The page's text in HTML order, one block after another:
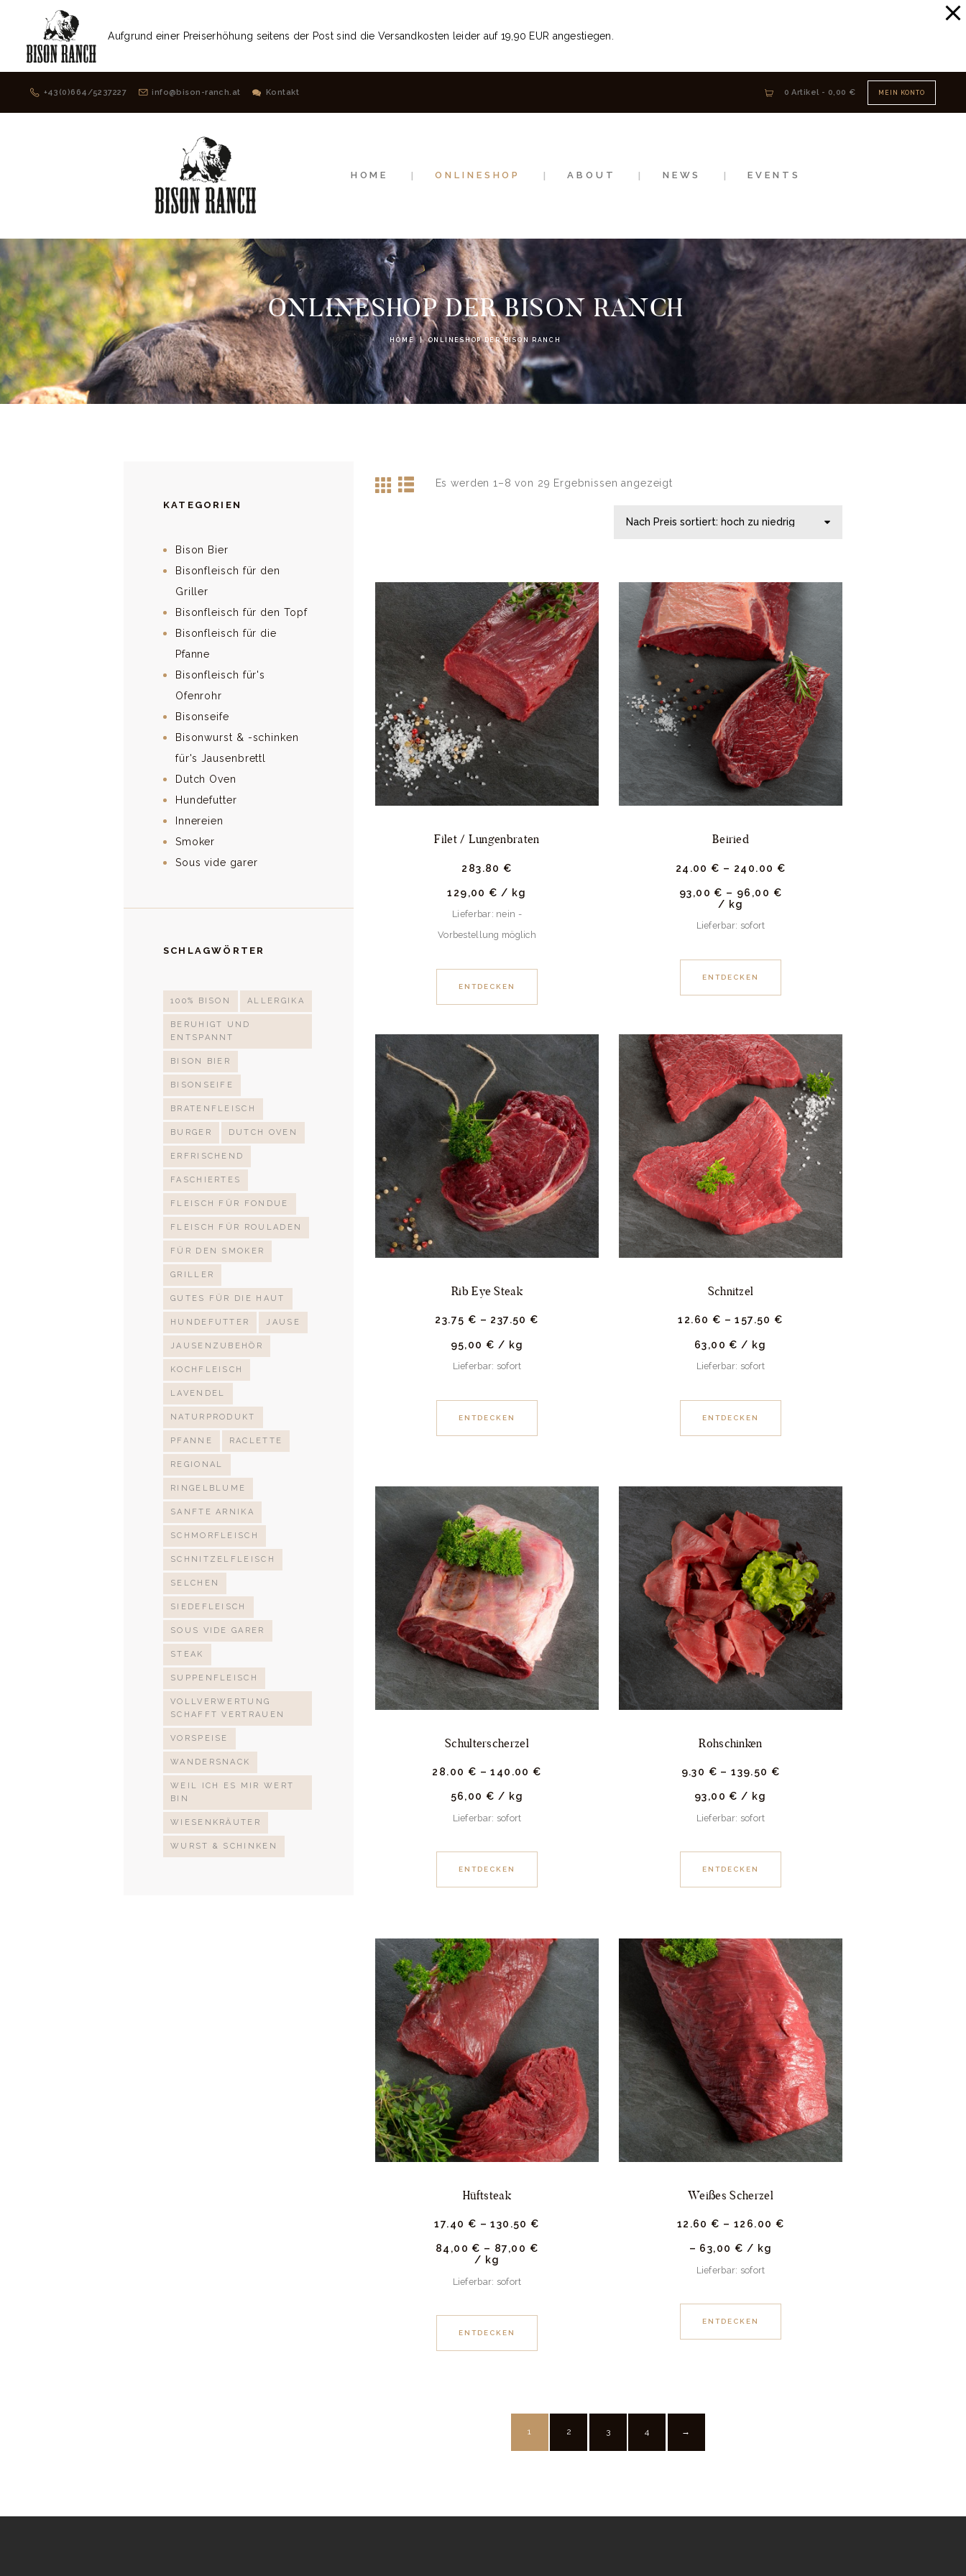
modal-check
Aufgrund einer Preiserhöhung seitens der Post sind die Versandkosten leider auf 19,90 EUR angestiegen.
+43(0)664/5237227 info@bison-ranch.at Kontakt 0 Artikel- 0,00 € MEIN KONTO
HOME ONLINESHOP ABOUT NEWS EVENTS
ONLINESHOP DER BISON RANCH
HOME ONLINESHOP DER BISON RANCH
Es werden 1–8 von 29 Ergebnissen angezeigt
Filet / Lungenbraten
283.80 €
129,00 € / kg
Lieferbar: nein -
Vorbestellung möglich
ENTDECKEN
Beiried
24.00 € – 240.00 €
93,00 € – 96,00 €
/ kg
Lieferbar: sofort
ENTDECKEN
Rib Eye Steak
23.75 € – 237.50 €
95,00 € / kg
Lieferbar: sofort
ENTDECKEN
Schnitzel
12.60 € –157.50 €
63,00 € / kg
Lieferbar: sofort
ENTDECKEN
Schulterscherzel
28.00 € –140.00 €
56,00 € / kg
Lieferbar: sofort
ENTDECKEN
Rohschinken
9.30 € –139.50 €
93,00 € / kg
Lieferbar: sofort
ENTDECKEN
Hüftsteak
17.40 € –130.50 €
84,00 € – 87,00 €
/ kg
Lieferbar: sofort
ENTDECKEN
Weißes Scherzel
12.60 € – 126.00 €
– 63,00 € / kg
Lieferbar: sofort
ENTDECKEN
1 2 3 4 →
KATEGORIEN
Bison Bier
Bisonfleisch für den
Griller
Bisonfleisch für den Topf
Bisonfleisch für die
Pfanne
Bisonfleisch für's
Ofenrohr
Bisonseife
Bisonwurst & -schinken
für's Jausenbrettl
Dutch Oven
Hundefutter
Innereien
Smoker
Sous vide garer
SCHLAGWÖRTER
100% BISON ALLERGIKA
BERUHIGT UND
ENTSPANNT
BISON BIER
BISONSEIFE
BRATENFLEISCH
BURGER DUTCH OVEN
ERFRISCHEND
FASCHIERTES
FLEISCH FÜR FONDUE
FLEISCH FÜR ROULADEN
FÜR DEN SMOKER
GRILLER
GUTES FÜR DIE HAUT
HUNDEFUTTER JAUSE
JAUSENZUBEHÖR
KOCHFLEISCH
LAVENDEL
NATURPRODUKT
PFANNE RACLETTE
REGIONAL
RINGELBLUME
SANFTE ARNIKA
SCHMORFLEISCH
SCHNITZELFLEISCH
SELCHEN
SIEDEFLEISCH
SOUS VIDE GARER
STEAK
SUPPENFLEISCH
VOLLVERWERTUNG
SCHAFFT VERTRAUEN
VORSPEISE
WANDERSNACK
WEIL ICH ES MIR WERT
BIN
WIESENKRÄUTER
WURST & SCHINKEN